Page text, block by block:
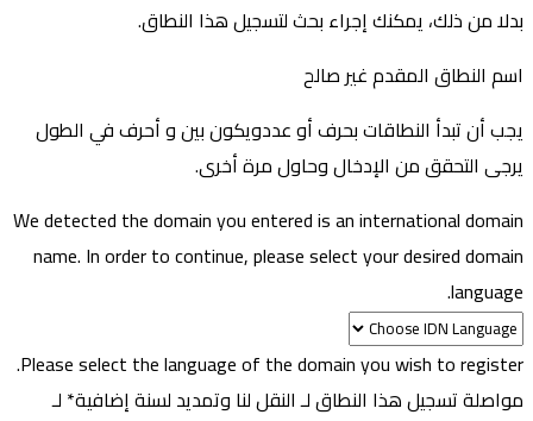
بدلا من ذلك، يمكنك إجراء بحث لتسجيل هذا النطاق.
اسم النطاق المقدم غير صالح
يجب أن تبدأ النطاقات بحرف أو عددويكون بينوأحرف في الطول
يرجى التحقق من الإدخال وحاول مرة أخرى.
We detected the domain you entered is an international domain
name. In order to continue, please select your desired domain
language.
Please select the language of the domain you wish to register.
مواصلة تسجيل هذا النطاق لـ النقل لنا وتمديد لسنة إضافية* لـ